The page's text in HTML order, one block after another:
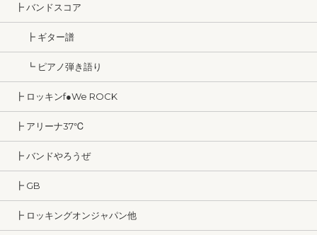
┣ バンドスコア
┣ ギター譜
┗ ピアノ弾き語り
┣ ロッキンf●We ROCK
┣ アリーナ37℃
┣ バンドやろうぜ
┣ GB
┣ ロッキングオンジャパン他